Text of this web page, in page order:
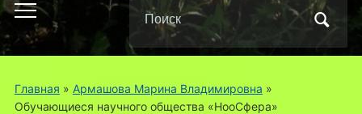
Переключить
мобильное
меню
Поиск
по:
Главная » Армашова Марина Владимировна »
Обучающиеся научного общества «НооСфера»